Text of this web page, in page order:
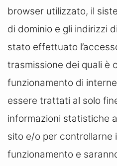
browser utilizzato, il
di dominio e gli indirizzi
stato effettuato
trasmissione dei quali è
funzionamento di
essere trattati al solo
informazioni statistiche
sito e/o per controllarne
funzionamento e